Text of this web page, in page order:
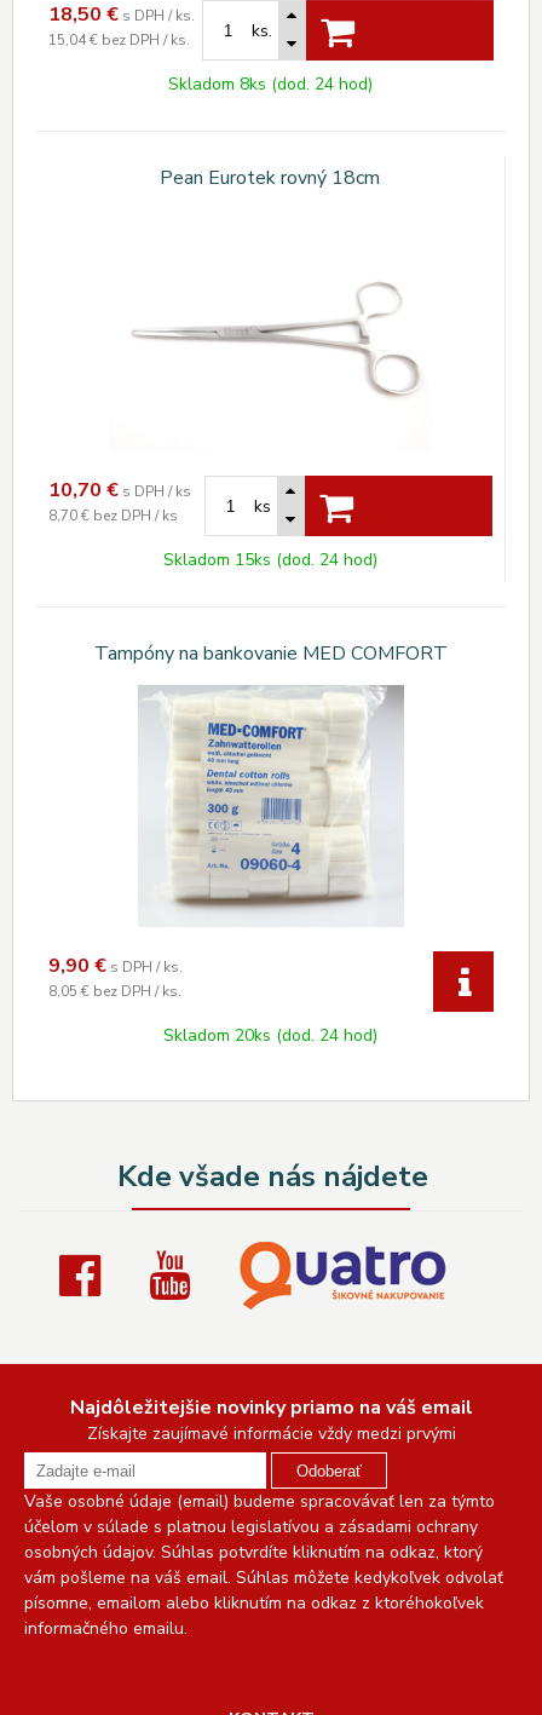
18,50 € s DPH / ks.
15,04 € bez DPH / ks. ks.
Skladom 8ks (dod. 24 hod)
Pean Eurotek rovný 18cm
10,70 € s DPH / ks
8,70 € bez DPH / ks ks
Skladom 15ks (dod. 24 hod)
Tampóny na bankovanie MED COMFORT
9,90 € s DPH / ks.
8,05 € bez DPH / ks.
Skladom 20ks (dod. 24 hod)
Kde všade nás nájdete
Najdôležitejšie novinky priamo na váš email
Získajte zaujímavé informácie vždy medzi prvými
Odoberať
Vaše osobné údaje (email) budeme spracovávať len za týmto
účelom v súlade s platnou legislatívou a zásadami ochrany
osobných údajov. Súhlas potvrdíte kliknutím na odkaz, ktorý
vám pošleme na váš email. Súhlas môžete kedykoľvek odvolať
písomne, emailom alebo kliknutím na odkaz z ktoréhokoľvek
informačného emailu.